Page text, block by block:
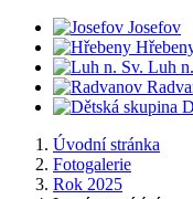
Josefov
Luh
Úvodní stránka
Fotogalerie
Rok 2025